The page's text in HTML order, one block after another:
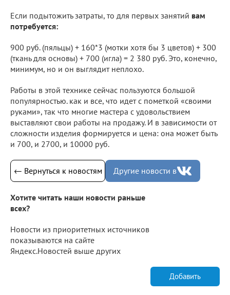
Если подытожить затраты, то для первых занятий вам
потребуется:
900 руб. (пяльцы) + 160*3 (мотки хотя бы 3 цветов) + 300
(ткань для основы) + 700 (игла) = 2 380 руб. Это, конечно,
минимум, но и он выглядит неплохо.
Работы в этой технике сейчас пользуются большой
популярностью. как и все, что идет с пометкой «своими
руками», так что многие мастера с удовольствием
выставляют свои работы на продажу. И в зависимости от
сложности изделия формируется и цена: она может быть
и 700, и 2700, и 10000 руб.
← Вернуться к новостям Другие новости в
Хотите читать наши новости раньше
всех?
Новости из приоритетных источников
показываются на сайте
Яндекс.Новостей выше других
Добавить